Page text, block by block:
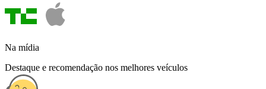
Na mídia
Destaque e recomendação nos melhores veículos